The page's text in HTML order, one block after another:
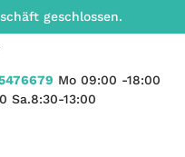
geschlossen.
Mo 09:00 -18:00
Sa.8:30-13:00